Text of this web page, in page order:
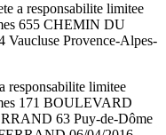
a responsabilite limitee
655 CHEMIN DU
Provence-Alpes-
responsabilite limitee
171 BOULEVARD
63 Puy-de-Dôme